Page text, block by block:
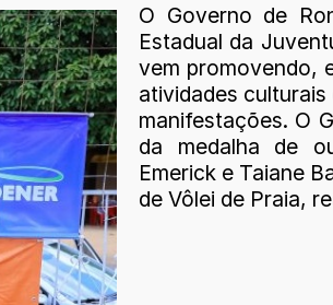
O Governo de
Estadual da
vem promovendo,
atividades
manifestações. O
da medalha de
Emerick e Taiane
de Vôlei de Praia,